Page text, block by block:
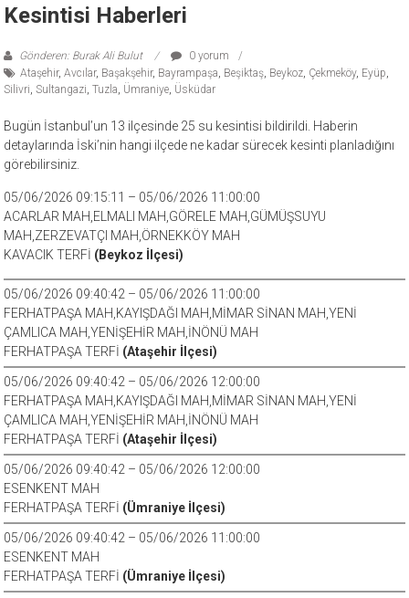
Kesintisi Haberleri
Gönderen: Burak Ali Bulut
0 yorum
Ataşehir,Avcılar, Başakşehir, Bayrampaşa, Beşiktaş, Beykoz, Çekmeköy, Eyüp,
Silivri,Sultangazi,Tuzla, Ümraniye, Üsküdar
Bugün İstanbul’un 13 ilçesinde 25 su kesintisi bildirildi. Haberin
detaylarında İski’nin hangi ilçede ne kadar sürecek kesinti planladığını
görebilirsiniz.
05/06/2026 09:15:11 – 05/06/2026 11:00:00
ACARLAR MAH,ELMALI MAH,GÖRELE MAH,GÜMÜŞSUYU
MAH,ZERZEVATÇI MAH,ÖRNEKKÖY MAH
KAVACIK TERFİ (Beykoz İlçesi)
05/06/2026 09:40:42 – 05/06/2026 11:00:00
FERHATPAŞA MAH,KAYIŞDAĞI MAH,MİMAR SİNAN MAH,YENİ
ÇAMLICA MAH,YENİŞEHİR MAH,İNÖNÜ MAH
FERHATPAŞA TERFİ (Ataşehir İlçesi)
05/06/2026 09:40:42 – 05/06/2026 12:00:00
FERHATPAŞA MAH,KAYIŞDAĞI MAH,MİMAR SİNAN MAH,YENİ
ÇAMLICA MAH,YENİŞEHİR MAH,İNÖNÜ MAH
FERHATPAŞA TERFİ (Ataşehir İlçesi)
05/06/2026 09:40:42 – 05/06/2026 12:00:00
ESENKENT MAH
FERHATPAŞA TERFİ (Ümraniye İlçesi)
05/06/2026 09:40:42 – 05/06/2026 11:00:00
ESENKENT MAH
FERHATPAŞA TERFİ (Ümraniye İlçesi)